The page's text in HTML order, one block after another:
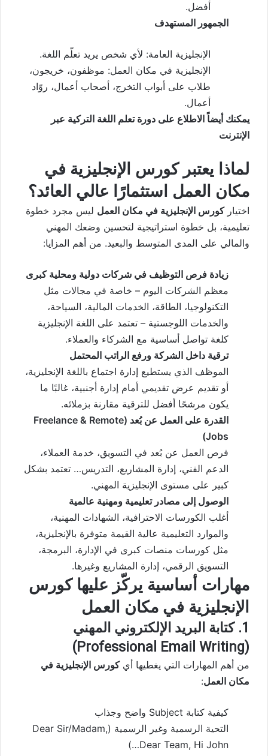
أفضل.
الجمهور المستهدف
الإنجليزية العامة: لأي شخص يريد تعلّم اللغة.
الإنجليزية في مكان العمل: موظفون، خريجون،
طلاب على أبواب التخرج، أصحاب أعمال، روّاد
أعمال.
يمكنك أيضاً الاطلاع على دورة تعلم اللغة التركية عبر
الإنترنت
لماذا يعتبر كورس الإنجليزية في
مكان العمل استثمارًا عالي العائد؟
اختياركورس الإنجليزية في مكان العمل ليس مجرد خطوة
تعليمية، بل خطوة استراتيجية لتحسين وضعك المهني
والمالي على المدى المتوسط والبعيد. من أهم المزايا:
زيادة فرص التوظيف في شركات دولية ومحلية كبرى
معظم الشركات اليوم – خاصة في مجالات مثل
التكنولوجيا، الطاقة، الخدمات المالية، السياحة،
والخدمات اللوجستية – تعتمد على اللغة الإنجليزية
كلغة تواصل أساسية مع الشركاء والعملاء.
ترقية داخل الشركة ورفع الراتب المحتمل
الموظف الذي يستطيع إدارة اجتماع باللغة الإنجليزية،
أو تقديم عرض تقديمي أمام إدارة أجنبية، غالبًا ما
يكون مرشحًا أفضل للترقية مقارنة بزملائه.
القدرة على العمل عن بُعد (Freelance & Remote
Jobs)
فرص العمل عن بُعد في التسويق، خدمة العملاء،
الدعم الفني، إدارة المشاريع، التدريس… تعتمد بشكل
كبير على مستوى الإنجليزية المهني.
الوصول إلى مصادر تعليمية ومهنية عالمية
أغلب الكورسات الاحترافية، الشهادات المهنية،
والموارد التعليمية عالية القيمة متوفرة بالإنجليزية،
مثل كورسات منصات كبرى في الإدارة، البرمجة،
التسويق الرقمي، إدارة المشاريع وغيرها.
مهارات أساسية يركّز عليها كورس
الإنجليزية في مكان العمل
1. كتابة البريد الإلكتروني المهني
(Professional Email Writing)
من أهم المهارات التي يغطيها أيكورس الإنجليزية في
مكان العمل:
كيفية كتابة Subject واضح وجذاب
التحية الرسمية وغير الرسمية (Dear Sir/Madam,
Dear Team, Hi John…)